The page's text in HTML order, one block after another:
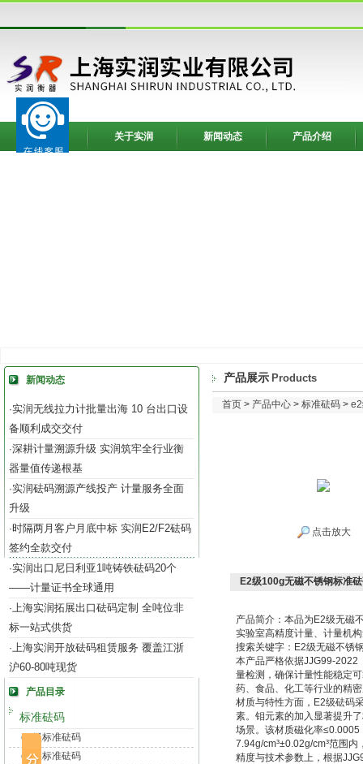
网站首页 关于实润 新闻动态 产品介绍
新闻动态
·实润无线拉力计批量出海 10 台出口设
备顺利成交交付
·深耕计量溯源升级 实润筑牢全行业衡
器量值传递根基
·实润砝码溯源产线投产 计量服务全面
升级
·时隔两月客户月底中标 实润E2/F2砝码
签约全款交付
·实润出口尼日利亚1吨铸铁砝码20个
——计量证书全球通用
·上海实润拓展出口砝码定制 全吨位非
标一站式供货
·上海实润开放砝码租赁服务 覆盖江浙
沪60-80吨现货
产品目录
标准砝码
e1级标准砝码
e2级标准砝码
产品展示 Products
首页 > 产品中心 > 标准砝码 >
点击放大
E2级100g无磁不锈钢标准
产品简介：本品为E2级无磁
实验室高精度计量、计量机
搜索关键字：E2级无磁不锈
本产品严格依据JJG99-2022
量检测，确保计量性能稳定
药、食品、化工等行业的精
材质与特性方面，E2级砝码
素。钼元素的加入显著提升
场景。该材质磁化率
7.94g/cm³±0.02g/cm³范围
精度与技术参数上，根据